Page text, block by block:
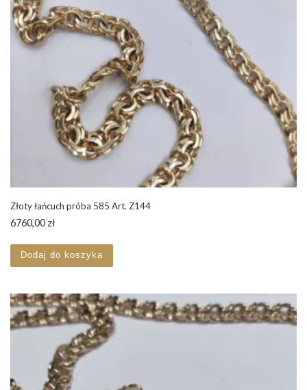
Złoty łańcuch próba 585 Art. Z144
6760,00zł
Dodaj do koszyka